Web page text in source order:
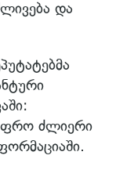
და
ძლიერი